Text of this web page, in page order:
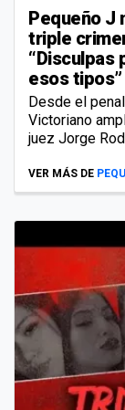
Pequeño J
triple
“Disculpas
esos tipos”
Desde el
Victoriano
juez Jorge
VER MÁS DE